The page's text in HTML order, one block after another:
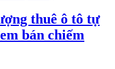
thuê ô tô tự
bán chiếm